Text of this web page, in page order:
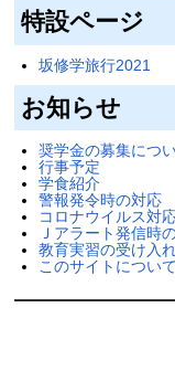
特設ページ
坂修学旅行2021
お知らせ
奨学金の募集につ
行事予定
学食紹介
警報発令時の対応
コロナウイルス対
Ｊアラート発信時
教育実習の受け入
このサイトについて